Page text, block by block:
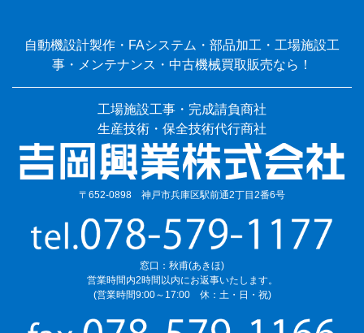
自動機設計製作・FAシステム・部品加工・工場施設工
事・メンテナンス・中古機械買取販売なら！
工場施設工事・完成請負商社
生産技術・保全技術代行商社
〒652-0898 神戸市兵庫区駅前通2丁目2番6号
窓口：秋甫(あきほ)
営業時間内2時間以内にお返事いたします。
(営業時間9:00～17:00 休：土・日・祝)